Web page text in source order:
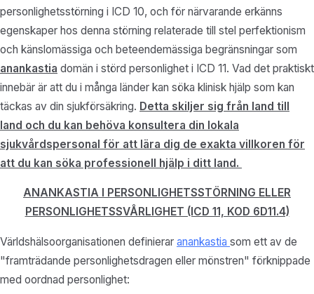
personlighetsstörning i ICD 10, och för närvarande erkänns
egenskaper hos denna störning relaterade till stel perfektionism
och känslomässiga och beteendemässiga begränsningar som
anankastia domän i störd personlighet i ICD 11. Vad det praktiskt
innebär är att du i många länder kan söka klinisk hjälp som kan
täckas av din sjukförsäkring. Detta skiljer sig från land till
land och du kan behöva konsultera din lokala
sjukvårdspersonal för att lära dig de exakta villkoren för
att du kan söka professionell hjälp i ditt land.
ANANKASTIA I PERSONLIGHETSSTÖRNING ELLER
PERSONLIGHETSSVÅRLIGHET (ICD 11, KOD 6D11.4)
Världshälsoorganisationen definierar anankastia som ett av de
"framträdande personlighetsdragen eller mönstren" förknippade
med oordnad personlighet: